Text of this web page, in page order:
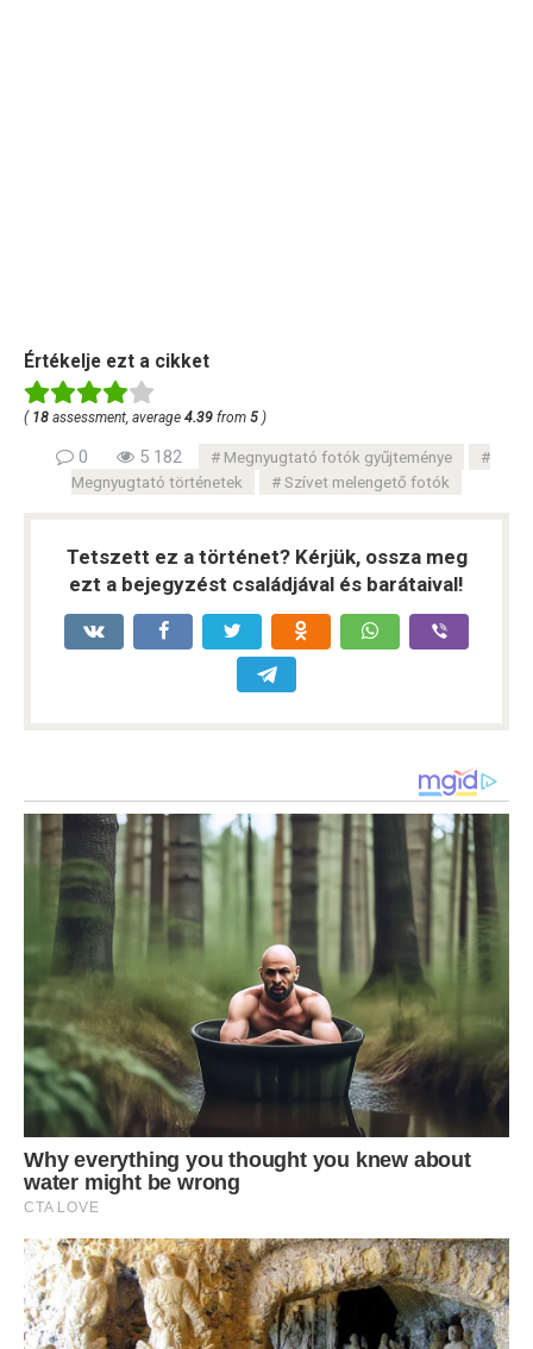
Értékelje ezt a cikket
( 18 assessment, average 4.39 from 5 )
0 5 182
Megnyugtató fotók gyűjteménye
Megnyugtató történetek
Szívet melengető fotók
Tetszett ez a történet? Kérjük, ossza meg
ezt a bejegyzést családjával és barátaival!